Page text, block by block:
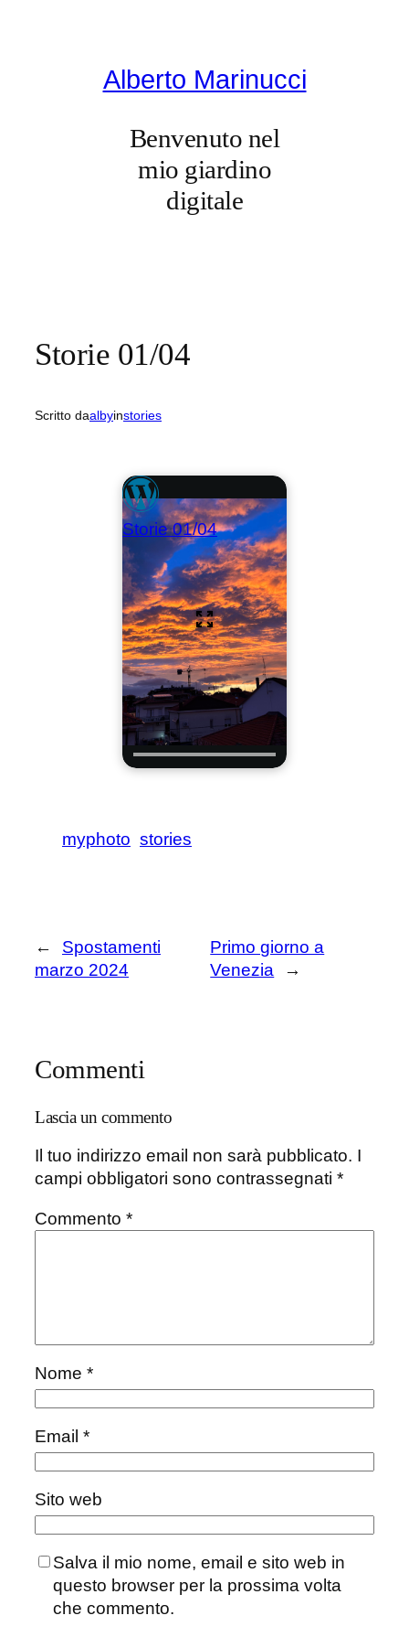
Alberto Marinucci
Benvenuto nel
mio giardino
digitale
Storie 01/04
Scritto daalbyinstories
Storie 01/04
myphoto stories
←
Spostamenti
marzo 2024
Primo giorno a
Venezia
→
Commenti
Lascia un commento
Il tuo indirizzo email non sarà pubblicato. I
campi obbligatori sono contrassegnati *
Commento *
Nome *
Email *
Sito web
Salva il mio nome, email e sito web in
questo browser per la prossima volta
che commento.